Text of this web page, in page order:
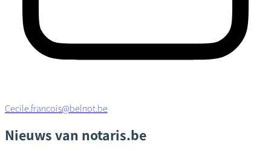
Cecile.francois@belnot.be
Nieuws van notaris.be